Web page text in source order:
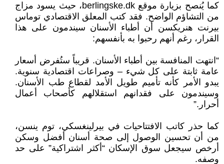
كما يُنصح بزيارة موقع berlingske.dk، حيث يسود مزاج
من التشاؤم الواضح. فقد كتب المعلق الاقتصادي توماس
بيرنت هنريكسن أن أطباء الأسنان سيندمون على هذا
القرار، رغم أنهم رحبوا به بأنفسهم:
“انتهت المنافسة بين أطباء الأسنان. قريباً ستُفرض أسعار
عامة ثابتة على كل شيء – وصراعات اقتصادية سنوية.
يبدو الأمر كأنه تأميم طويل الأمد لقطاع طب الأسنان.
وسيندمون على فقدانهم استقلالهم كأصحاب أعمال
أحرار.”
كما حذر كاتب الافتتاحيات في بيرلينغسكي، توم ينسن،
من أن تحسين الوصول إلى صحة أسنان أفضل وسكن
أرخص سيجعل سوق الإسكان “أكثر اشتراكية” على حد
وصفه.